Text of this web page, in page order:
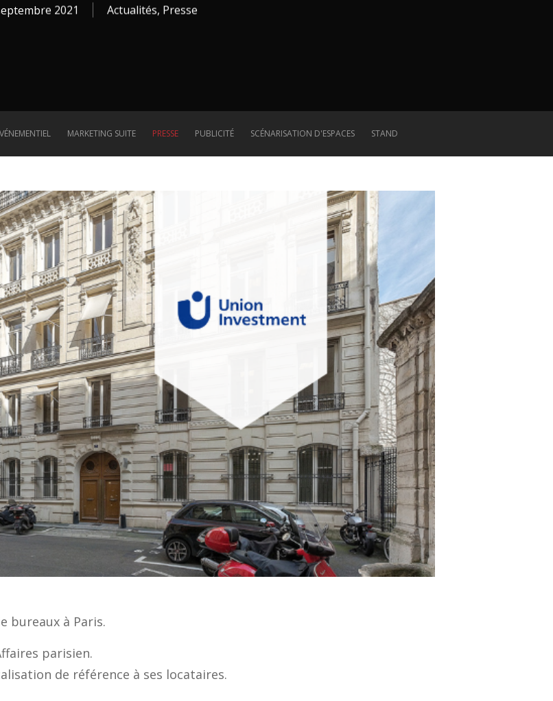
2021 Actualités, Presse
MARKETING SUITE PRESSE PUBLICITÉ SCÉNARISATION D'ESPACES STAND
bureaux à Paris.
parisien.
de référence à ses locataires.